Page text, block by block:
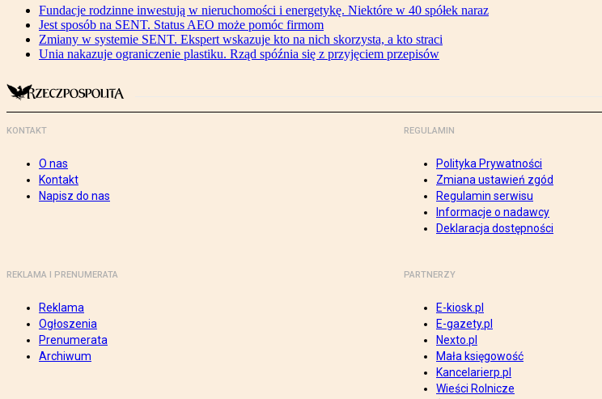
Fundacje rodzinne inwestują w nieruchomości i energetykę. Niektóre w 40 spółek naraz
Jest sposób na SENT. Status AEO może pomóc firmom
Zmiany w systemie SENT. Ekspert wskazuje kto na nich skorzysta, a kto straci
Unia nakazuje ograniczenie plastiku. Rząd spóźnia się z przyjęciem przepisów
KONTAKT
O nas
Kontakt
Napisz do nas
REGULAMIN
Polityka Prywatności
Zmiana ustawień zgód
Regulamin serwisu
Informacje o nadawcy
Deklaracja dostępności
REKLAMA I PRENUMERATA
Reklama
Ogłoszenia
Prenumerata
Archiwum
PARTNERZY
E-kiosk.pl
E-gazety.pl
Nexto.pl
Mała księgowość
Kancelarierp.pl
Wieści Rolnicze